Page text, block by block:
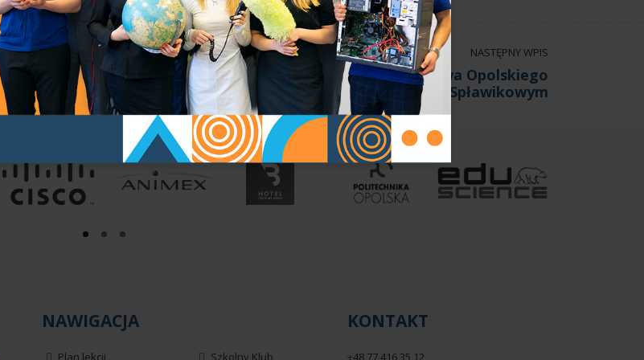
NASTĘPNY WPIS
20 Mistrzostwa Szkół Województwa Opolskiego
w Wędkarstwie Spławikowym
NAWIGACJA
Plan lekcji Szkolny Klub
KONTAKT
+48 77 416 35 12